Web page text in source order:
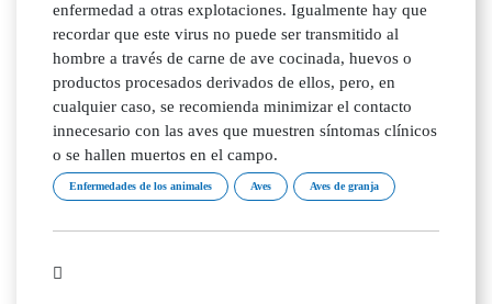
enfermedad a otras explotaciones. Igualmente hay que
recordar que este virus no puede ser transmitido al
hombre a través de carne de ave cocinada, huevos o
productos procesados derivados de ellos, pero, en
cualquier caso, se recomienda minimizar el contacto
innecesario con las aves que muestren síntomas clínicos
o se hallen muertos en el campo.
Enfermedades de los animales Aves Aves de granja